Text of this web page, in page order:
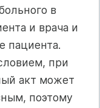
в
и врача и
пациента.
при
акт может
поэтому